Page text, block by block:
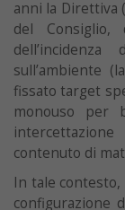
anni la Direttiva
del
sull’ambiente
fissato target
monouso per
intercettazione
contenuto di
In tale
configurazione